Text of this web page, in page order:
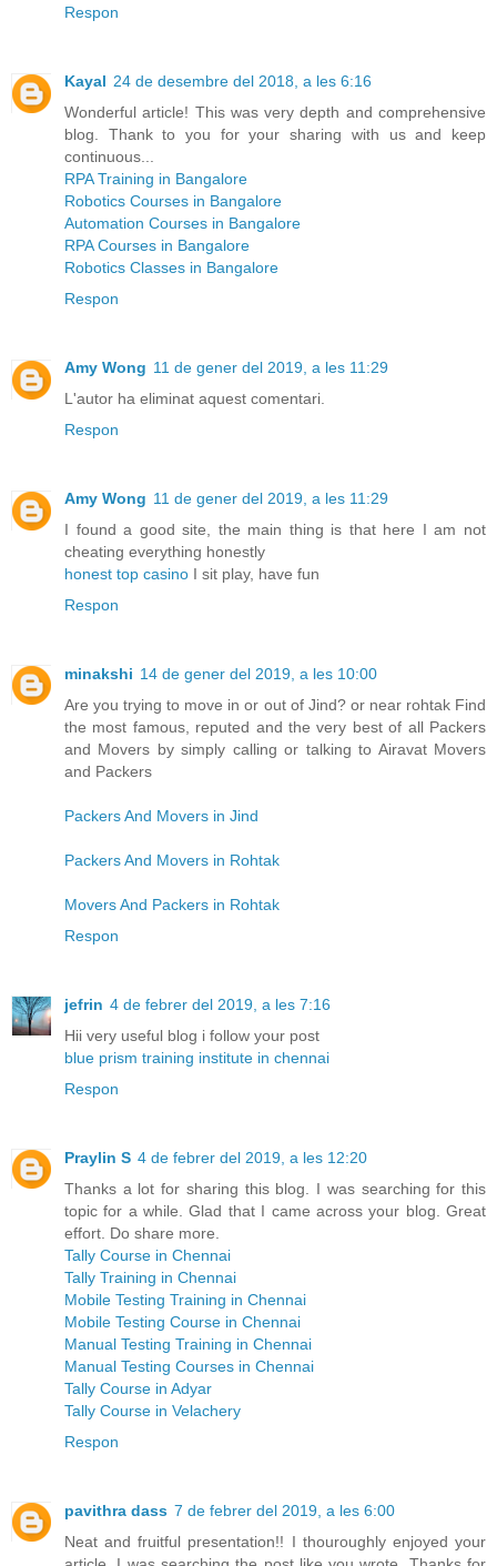
Respon
Kayal 24 de desembre del 2018, a les 6:16
Wonderful article! This was very depth and comprehensive
blog. Thank to you for your sharing with us and keep
continuous...
RPA Training in Bangalore
Robotics Courses in Bangalore
Automation Courses in Bangalore
RPA Courses in Bangalore
Robotics Classes in Bangalore
Respon
Amy Wong 11 de gener del 2019, a les 11:29
L'autor ha eliminat aquest comentari.
Respon
Amy Wong 11 de gener del 2019, a les 11:29
I found a good site, the main thing is that here I am not
cheating everything honestly
honest top casino I sit play, have fun
Respon
minakshi 14 de gener del 2019, a les 10:00
Are you trying to move in or out of Jind? or near rohtak Find
the most famous, reputed and the very best of all Packers
and Movers by simply calling or talking to Airavat Movers
and Packers
Packers And Movers in Jind
Packers And Movers in Rohtak
Movers And Packers in Rohtak
Respon
jefrin 4 de febrer del 2019, a les 7:16
Hii very useful blog i follow your post
blue prism training institute in chennai
Respon
Praylin S 4 de febrer del 2019, a les 12:20
Thanks a lot for sharing this blog. I was searching for this
topic for a while. Glad that I came across your blog. Great
effort. Do share more.
Tally Course in Chennai
Tally Training in Chennai
Mobile Testing Training in Chennai
Mobile Testing Course in Chennai
Manual Testing Training in Chennai
Manual Testing Courses in Chennai
Tally Course in Adyar
Tally Course in Velachery
Respon
pavithra dass 7 de febrer del 2019, a les 6:00
Neat and fruitful presentation!! I thouroughly enjoyed your